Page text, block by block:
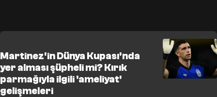
Martinez'in Dünya Kupası'nda
yer alması şüpheli mi? Kırık
parmağıyla ilgili 'ameliyat'
gelişmeleri